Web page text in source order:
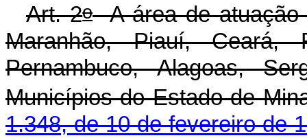
Art. 2oA área de atuação
Maranhão, Piauí,
Pernambuco, Alagoas,
Municípios do Estado de
1.348, de 10 de fevereiro de